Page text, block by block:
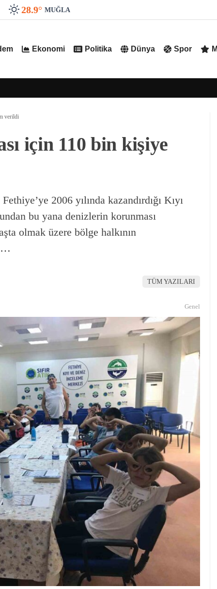
28.9° MUĞLA
Ekonomi Politika Dünya Spor
verildi
için 110 bin kişiye
2006 yılında kazandırdığı Kıyı
bu yana denizlerin korunması
olmak üzere bölge halkının
…
TÜM YAZILARI
Genel